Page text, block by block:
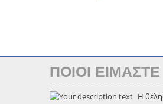
ΠΟΙΟΙ ΕΙΜΑΣΤΕ
Η